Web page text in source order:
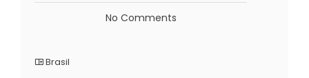
No Comments
Brasil